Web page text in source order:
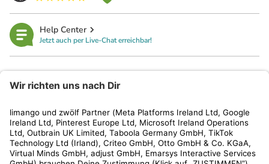
Help Center
Jetzt auch per Live-Chat erreichbar!
Kundenservice
Shop